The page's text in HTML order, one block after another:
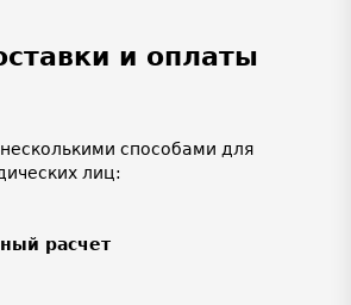
и оплаты
способами для
лиц:
расчет